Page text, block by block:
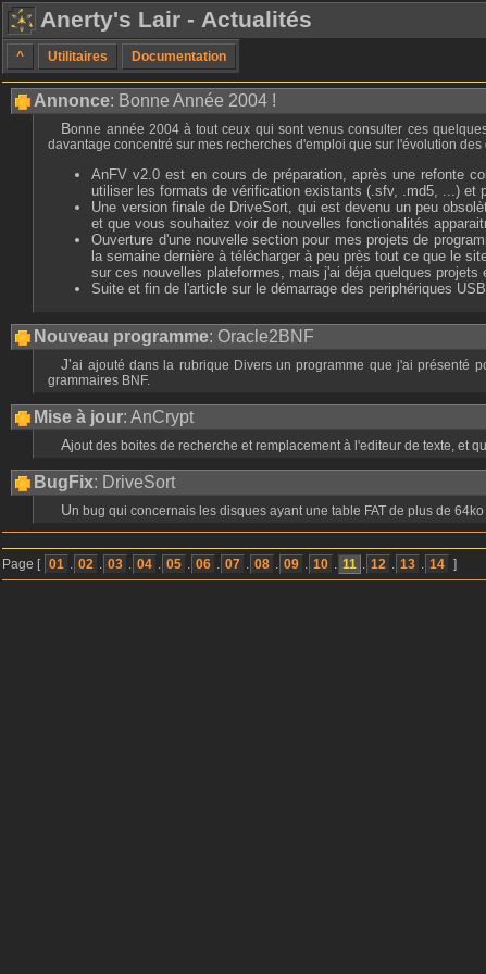
Anerty's Lair - Actualités
^ Utilitaires Documentation
Annonce: Bonne Année 2004 !
Bonne année 2004 à tout ceux qui sont venus consulter ces quelques pages, et merci d'avoir utilisé les programmes que j'ai développé. Le manque de mises à jour du site ces deux derniers mois reflète le fait que je me suis
davantage concentré sur mes recherches d'emploi que sur l'évolution
AnFV v2.0 est en cours de préparation, après une refonte
utiliser les formats de vérification existants (.sfv, .md5, ...) et
Une version finale de DriveSort, qui est devenu un peu
et que vous souhaitez voir de nouvelles fonctionalités
Ouverture d'une nouvelle section pour mes projets de
la semaine dernière à télécharger à peu près tout ce que le
sur ces nouvelles plateformes, mais j'ai déja quelques
Suite et fin de l'article sur le démarrage des periphériques
Nouveau programme: Oracle2BNF
J'ai ajouté dans la rubrique Divers un programme que j'ai présenté pour le projet personnel lors de mon échange ERASMUS avec l'UNN de Newcastle. C'est un convertisseur de diagrames de la documentation d'Oracle 8 en
grammaires BNF.
Mise à jour: AnCrypt
Ajout des boites de recherche et remplacement à l'editeur de texte, et
BugFix: DriveSort
Un bug qui concernais les disques ayant une table FAT de plus de
Page [ 01 . 02 . 03 . 04 . 05 . 06 . 07 . 08 . 09 . 10 . 11 . 12 . 13 . 14 ]